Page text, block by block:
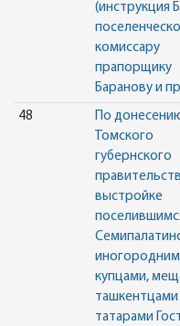
(инструкция
комиссару
прапорщику
Баранову и
48
По
Томского
губернского
выстройке
купцами,
ташкентцами
татарами